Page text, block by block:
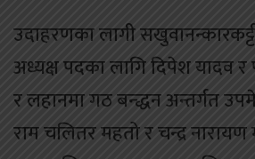
उदाहरणका लागी
अध्यक्ष पदका लागि दिपेश यादव
र लहानमा गठ बन्द्धन अन्तर्गत
राम चलितर महतो र चन्द्र नारायण